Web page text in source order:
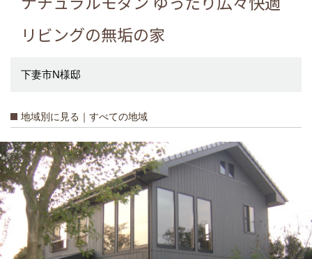
リビングの無垢の家
下妻市N様邸
地域別に見る｜すべての地域